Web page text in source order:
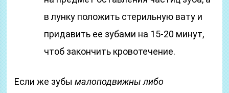
в лунку положить стерильную вату и
придавить ее зубами на 15-20 минут,
чтоб закончить кровотечение.
Если же зубымалоподвижны либо